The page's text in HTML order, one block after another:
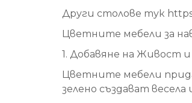
Други столове тук
Цветните мебели за
1. Добавяне на Живост
Цветните мебели
зелено създават